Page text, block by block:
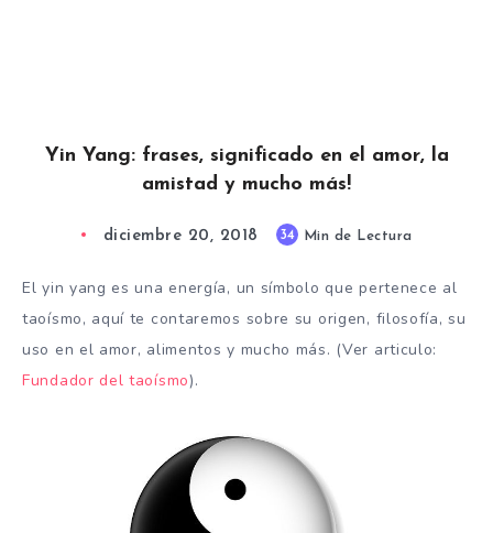
Yin Yang: frases, significado en el amor, la
amistad y mucho más!
diciembre 20, 2018 34 Min de Lectura
El yin yang es una energía, un símbolo que pertenece al
taoísmo, aquí te contaremos sobre su origen, filosofía, su
uso en el amor, alimentos y mucho más. (Ver articulo:
Fundador del taoísmo).